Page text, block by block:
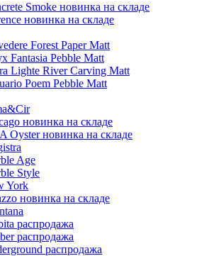
Smoke новинка на складе
новинка на складе
Forest Paper Matt
Fantasia Pebble Matt
Lighte River Carving Matt
Poem Pebble Matt
новинка на складе
Oyster новинка на складе
Age
Style
York
новинка на складе
распродажа
распродажа
распродажа